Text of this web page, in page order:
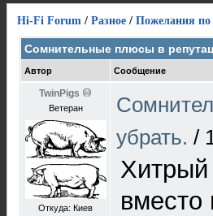
Hi-Fi Forum / Разное / Пожелания по
Сомнительные плюсы в
Автор Сообщение
TwinPigs
Ветеран
Откуда: Киев
убрать. /
Хитрый
вместо